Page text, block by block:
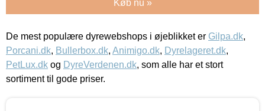
Køb nu »
De mest populære dyrewebshops i øjeblikket er Gilpa.dk,
Porcani.dk, Bullerbox.dk, Animigo.dk, Dyrelageret.dk,
PetLux.dk og DyreVerdenen.dk, som alle har et stort
sortiment til gode priser.